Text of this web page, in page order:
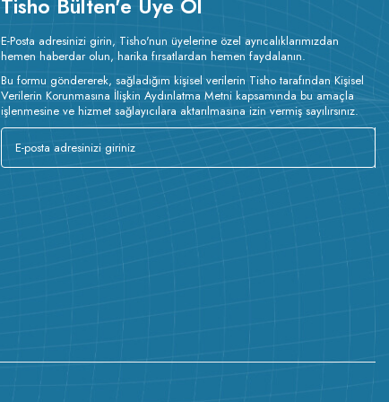
E-Posta adresinizi girin, Tisho'nun üyelerine özel ayrıcalıklarımızdan
hemen haberdar olun, harika fırsatlardan hemen faydalanın.
Bu formu göndererek, sağladığım kişisel verilerin Tisho tarafından Kişisel
Verilerin Korunmasına İlişkin Aydınlatma Metni kapsamında bu amaçla
işlenmesine ve hizmet sağlayıcılara aktarılmasına izin vermiş sayılırsınız.